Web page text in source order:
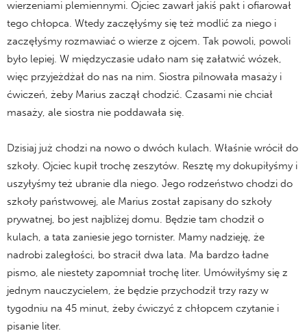
wierzeniami plemiennymi. Ojciec zawarł jakiś pakt i ofiarował
tego chłopca. Wtedy zaczęłyśmy się też modlić za niego i
zaczęłyśmy rozmawiać o wierze z ojcem. Tak powoli, powoli
było lepiej. W międzyczasie udało nam się załatwić wózek,
więc przyjeżdżał do nas na nim. Siostra pilnowała masaży i
ćwiczeń, żeby Marius zaczął chodzić. Czasami nie chciał
masaży, ale siostra nie poddawała się.
Dzisiaj już chodzi na nowo o dwóch kulach. Właśnie wrócił do
szkoły. Ojciec kupił trochę zeszytów. Resztę my dokupiłyśmy i
uszyłyśmy też ubranie dla niego. Jego rodzeństwo chodzi do
szkoły państwowej, ale Marius został zapisany do szkoły
prywatnej, bo jest najbliżej domu. Będzie tam chodził o
kulach, a tata zaniesie jego tornister. Mamy nadzieję, że
nadrobi zaległości, bo stracił dwa lata. Ma bardzo ładne
pismo, ale niestety zapomniał trochę liter. Umówiłyśmy się z
jednym nauczycielem, że będzie przychodził trzy razy w
tygodniu na 45 minut, żeby ćwiczyć z chłopcem czytanie i
pisanie liter.